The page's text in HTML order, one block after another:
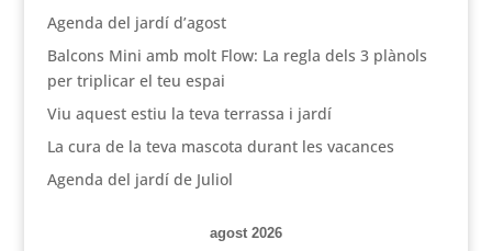
Agenda del jardí d’agost
Balcons Mini amb molt Flow: La regla dels 3 plànols
per triplicar el teu espai
Viu aquest estiu la teva terrassa i jardí
La cura de la teva mascota durant les vacances
Agenda del jardí de Juliol
agost 2026